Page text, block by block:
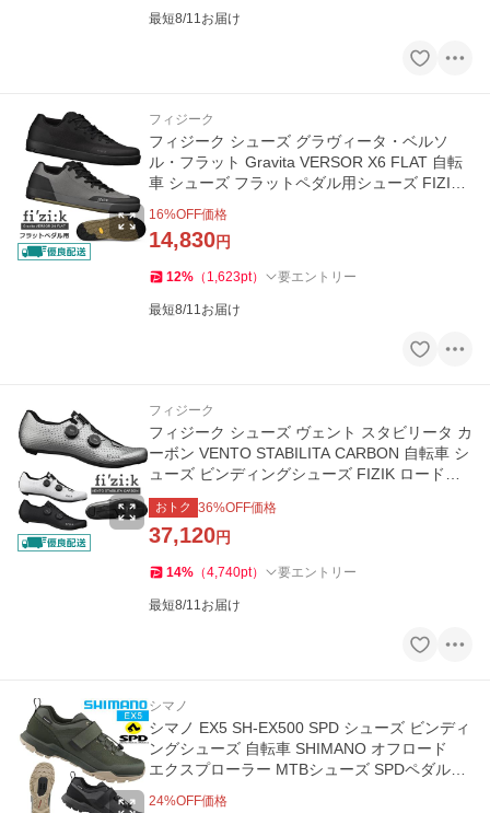
最短8/11お届け
フィジーク
フィジーク シューズ グラヴィータ・ベルソ
ル・フラット Gravita VERSOR X6 FLAT 自転
車 シューズ フラットペダル用シューズ FIZIK
16%OFF価格
14,830円
12% （ 1,623pt） 要エントリー
最短8/11お届け
フィジーク
フィジーク シューズ ヴェント スタビリータ カ
ーボン VENTO STABILITA CARBON 自転車 シ
ューズ ビンディングシューズ FIZIK ロードバ
イク ロードシューズ
おトク 36%OFF価格
37,120円
14% （4,740pt） 要エントリー
最短8/11お届け
シマノ
シマノ EX5 SH-EX500 SPD シューズ ビンディ
ングシューズ 自転車 SHIMANO オフロード
エクスプローラー MTBシューズ SPDペダル対
24%OFF価格